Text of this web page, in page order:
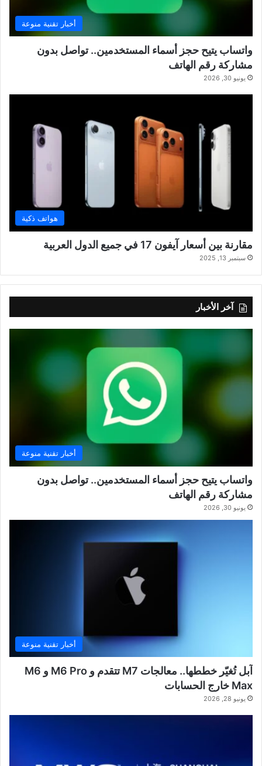
أخبار تقنية منوعة
واتساب يتيح حجز أسماء المستخدمين.. تواصل بدون
مشاركة رقم الهاتف
يونيو 30, 2026
هواتف ذكية
مقارنة بين أسعار آيفون 17 في جميع الدول العربية
سبتمبر 13, 2025
آخر الأخبار
أخبار تقنية منوعة
واتساب يتيح حجز أسماء المستخدمين.. تواصل بدون
مشاركة رقم الهاتف
يونيو 30, 2026
أخبار تقنية منوعة
آبل تُغيّر خططها.. معالجات M7 تتقدم و M6 Pro و M6
Max خارج الحسابات
يونيو 28, 2026